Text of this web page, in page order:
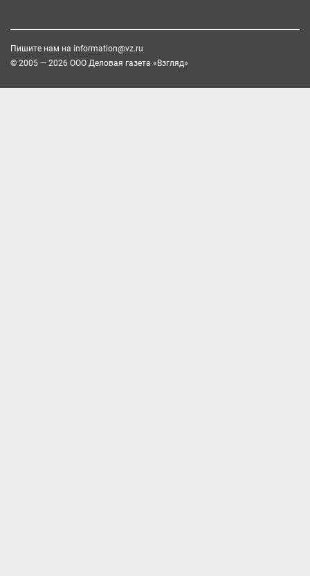
Пишите нам на information@vz.ru
© 2005 — 2026 ООО Деловая газета «Взгляд»